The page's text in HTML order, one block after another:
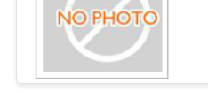
अनुरोध